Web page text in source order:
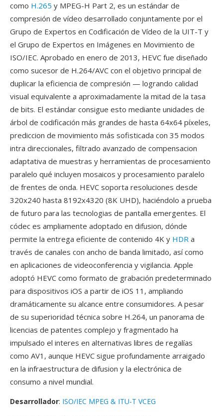
como H.265 y MPEG-H Part 2, es un estándar de
compresión de vídeo desarrollado conjuntamente por el
Grupo de Expertos en Codificación de Vídeo de la UIT-T y
el Grupo de Expertos en Imágenes en Movimiento de
ISO/IEC. Aprobado en enero de 2013, HEVC fue diseñado
como sucesor de H.264/AVC con el objetivo principal de
duplicar la eficiencia de compresión — logrando calidad
visual equivalente a aproximadamente la mitad de la tasa
de bits. El estándar consigue esto mediante unidades de
árbol de codificación más grandes de hasta 64x64 píxeles,
prediccion de movimiento más sofisticada con 35 modos
intra direccionales, filtrado avanzado de compensacion
adaptativa de muestras y herramientas de procesamiento
paralelo qué incluyen mosaicos y procesamiento paralelo
de frentes de onda. HEVC soporta resoluciones desde
320x240 hasta 8192x4320 (8K UHD), haciéndolo a prueba
de futuro para las tecnologias de pantalla emergentes. El
códec es ampliamente adoptado en difusion, dónde
permite la entrega eficiente de contenido 4K y HDR a
través de canales con ancho de banda limitado, así como
en aplicaciones de videoconferencia y vigilancia. Apple
adoptó HEVC como formato de grabación predeterminado
para dispositivos iOS a partir de iOS 11, ampliando
dramáticamente su alcance entre consumidores. A pesar
de su superioridad técnica sobre H.264, un panorama de
licencias de patentes complejo y fragmentado ha
impulsado el interes en alternativas libres de regalías
como AV1, aunque HEVC sigue profundamente arraigado
en la infraestructura de difusion y la electrónica de
consumo a nivel mundial.
Desarrollador: ISO/IEC MPEG & ITU-T VCEG